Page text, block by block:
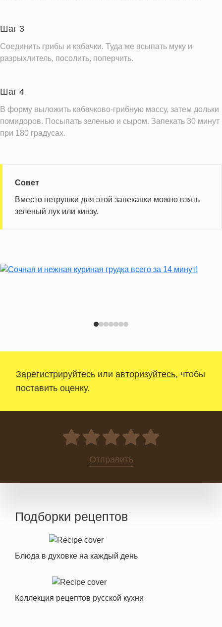
Шаг 3
Соединить грибы и кабачки. Туда же всыпать муку и
разрыхлитель, посолить, поперчить.
Шаг 4
В форму выложить кабачково-грибную массу, затем дольки
помидоров. Посыпать зеленью и сыром. Запекать 30 минут
при 180 градусах.
Совет
Вместо петрушки для этой запеканки можно взять
зеленый лук или кинзу.
Зарегистрируйтесь или авторизуйтесь, чтобы
поставить оценку.
0
Отправить
Подборки рецептов
Блюда в духовке на каждый день
Коллекция рецептов русской кухни